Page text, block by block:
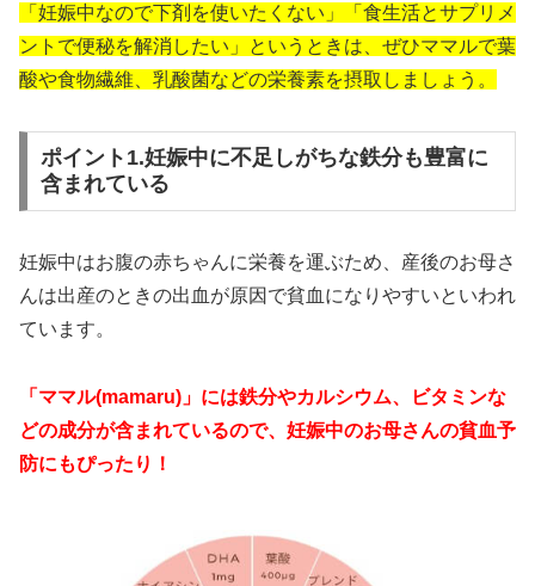
「妊娠中なので下剤を使いたくない」「食生活とサプリメ
ントで便秘を解消したい」というときは、ぜひママルで葉
酸や食物繊維、乳酸菌などの栄養素を摂取しましょう。
ポイント1.妊娠中に不足しがちな鉄分も豊富に
含まれている
妊娠中はお腹の赤ちゃんに栄養を運ぶため、産後のお母さ
んは出産のときの出血が原因で貧血になりやすいといわれ
ています。
「ママル(mamaru)」には鉄分やカルシウム、ビタミンな
どの成分が含まれているので、妊娠中のお母さんの貧血予
防にもぴったり！